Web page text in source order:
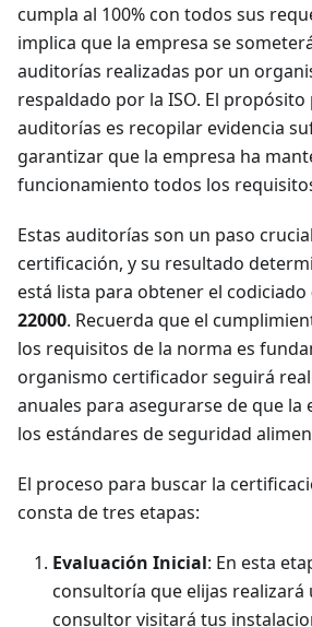
cumpla al 100% con todos sus
implica que la empresa se
auditorías realizadas por un
respaldado por la ISO. El
auditorías es recopilar evidencia
garantizar que la empresa ha
funcionamiento todos los
Estas auditorías son un paso
certificación, y su resultado
está lista para obtener el codiciado
22000. Recuerda que el
los requisitos de la norma es
organismo certificador seguirá
anuales para asegurarse de que la
los estándares de seguridad
El proceso para buscar la
consta de tres etapas:
Evaluación Inicial: En esta
consultoría que elijas realizará
consultor visitará tus